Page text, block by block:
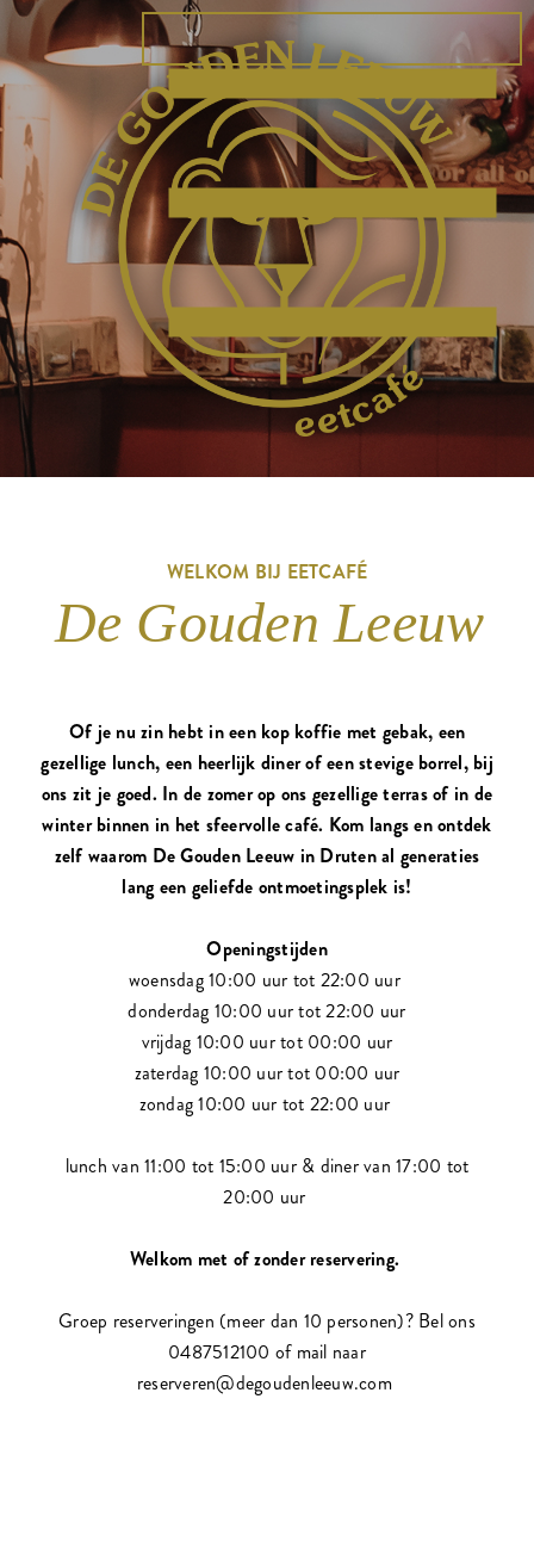
WELKOM BIJ EETCAFÉ
De Gouden Leeuw
Of je nu zin hebt in een kop koffie met gebak, een
gezellige lunch, een heerlijk diner of een stevige borrel, bij
ons zit je goed. In de zomer op ons gezellige terras of in de
winter binnen in het sfeervolle café. Kom langs en ontdek
zelf waarom De Gouden Leeuw in Druten al generaties
lang een geliefde ontmoetingsplek is!
Openingstijden
woensdag 10:00 uur tot 22:00 uur
donderdag 10:00 uur tot 22:00 uur
vrijdag 10:00 uur tot 00:00 uur
zaterdag 10:00 uur tot 00:00 uur
zondag 10:00 uur tot 22:00 uur
lunch van 11:00 tot 15:00 uur & diner van 17:00 tot
20:00 uur
Welkom met of zonder reservering.
Groep reserveringen (meer dan 10 personen)? Bel ons
0487512100 of mail naar
reserveren@degoudenleeuw.com